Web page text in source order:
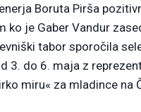
Boruta Pirša
ko je Gaber Vandur
tabor sporočila
3. do 6. maja z
miru« za mladince